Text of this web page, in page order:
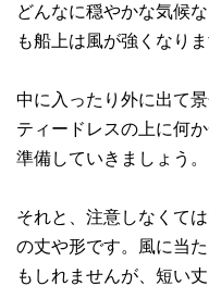
どんなに穏やかな気候
も船上は風が強くなりま
中に入ったり外に出て
ティードレスの上に何
準備していきましょう。
それと、注意しなくて
の丈や形です。風に当
もしれませんが、短い